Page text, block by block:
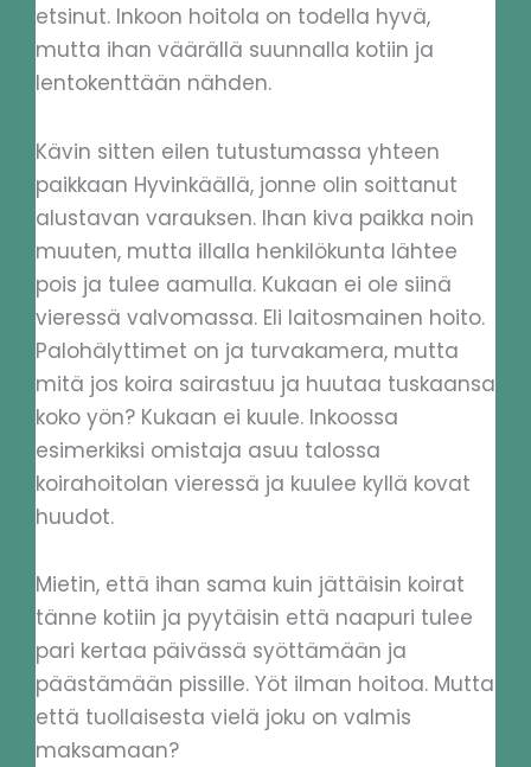
etsinut. Inkoon hoitola on todella hyvä,
mutta ihan väärällä suunnalla kotiin ja
lentokenttään nähden.
Kävin sitten eilen tutustumassa yhteen
paikkaan Hyvinkäällä, jonne olin soittanut
alustavan varauksen. Ihan kiva paikka noin
muuten, mutta illalla henkilökunta lähtee
pois ja tulee aamulla. Kukaan ei ole siinä
vieressä valvomassa. Eli laitosmainen hoito.
Palohälyttimet on ja turvakamera, mutta
mitä jos koira sairastuu ja huutaa tuskaansa
koko yön? Kukaan ei kuule. Inkoossa
esimerkiksi omistaja asuu talossa
koirahoitolan vieressä ja kuulee kyllä kovat
huudot.
Mietin, että ihan sama kuin jättäisin koirat
tänne kotiin ja pyytäisin että naapuri tulee
pari kertaa päivässä syöttämään ja
päästämään pissille. Yöt ilman hoitoa. Mutta
että tuollaisesta vielä joku on valmis
maksamaan?